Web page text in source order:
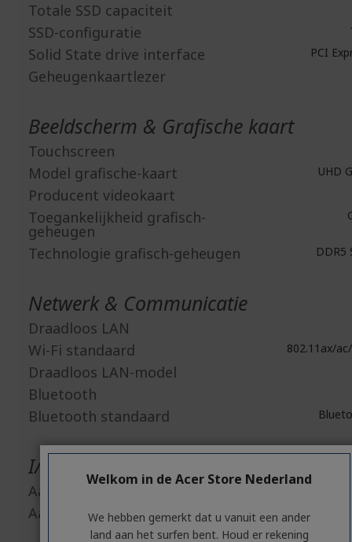
Totale SSD capaciteit
SSD-configuratie
Solid State drive interface PCI
Geheugenkaartlezer
Beeldscherm & Grafische kaart
Touchscreen
Model grafische-kaart
UHD
Producent videokaart
Toegankelijkheid grafisch-
geheugen
Technologie grafisch-geheugen DDR5
Netwerk & Communicatie
Draadloos LAN
Wi-Fi standaard
802.11ax/
Draadloos LAN-model
Bluetooth
Bluetooth standaard
I/O-uitbreidingen
Aantal PCI Express x1 slots
Aantal PCI Express x16 slots
Welkom in de Acer Store Nederland
We hebben gemerkt dat u vanuit een ander
land aan het surfen bent. Houd er rekening